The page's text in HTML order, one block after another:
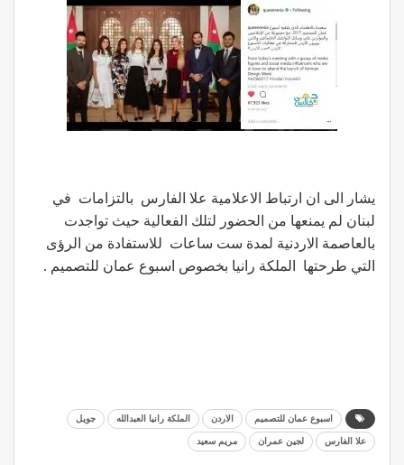
يشار الى ان ارتباط الاعلامية علا الفارس بالتزامات في
لبنان لم يمنعها من الحضور لتلك الفعالية حيث تواجدت
بالعاصمة الاردنية لمدة ست ساعات للاستفادة من الرؤى
التي طرحتها الملكة رانيا بخصوص اسبوع عمان للتصميم .
اسبوع عمان للتصميم الاردن الملكة رانيا العبدالله جويل
علا الفارس لجين عمران مريم سعيد